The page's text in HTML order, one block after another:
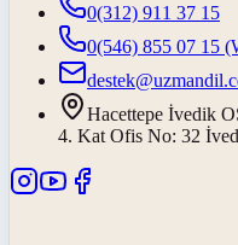
0(312) 911 37 15
0(546) 855 07 15
Hacettepe İvedik
4. Kat Ofis No: 32